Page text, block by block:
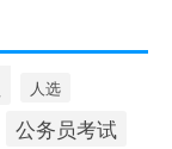
人选
公务员考试